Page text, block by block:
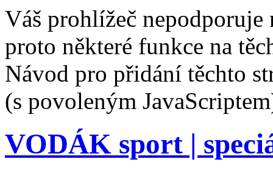
Váš prohlížeč nepodporuje
proto některé funkce na
Návod pro přidání těchto
(s povoleným
VODÁK sport |